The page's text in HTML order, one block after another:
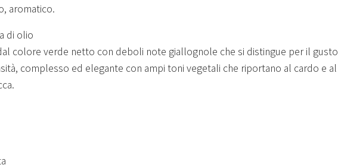
aromatico.
di olio
colore verde netto con deboli note giallognole che si distingue per il gusto
complesso ed elegante con ampi toni vegetali che riportano al cardo e al